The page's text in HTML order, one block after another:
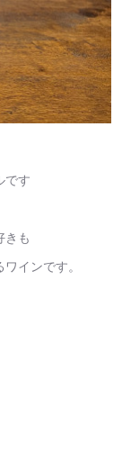
です
きも
インです。